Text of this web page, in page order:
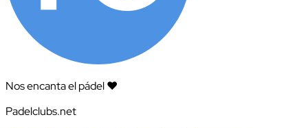
Nos encanta el pádel ❤️
Padelclubs.net